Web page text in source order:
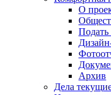
О
Подать
Архив
Дела